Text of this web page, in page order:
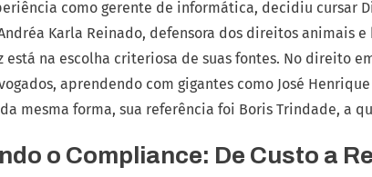
como gerente de informática, decidiu cursar
Karla Reinado, defensora dos direitos animais
está na escolha criteriosa de suas fontes. No direito
aprendendo com gigantes como José
mesma forma, sua referência foi Boris Trindade, a
o Compliance: De Custo a